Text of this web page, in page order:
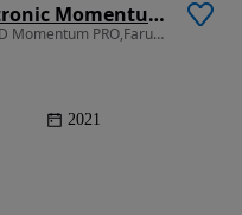
Volvo XC 60 B4 D AWD Geartronic Momentum Pro
1969 cm3 • 197 CP • Volvo XC60 B4 AWD Momentum PRO,Faruri LED,GARANTIE 3 ANI,TVA Deductibi
2021